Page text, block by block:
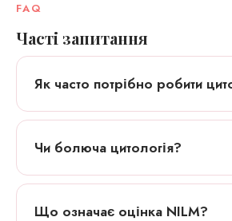
FAQ
Часті запитання
Як часто потрібно робити
Чи болюча цитологія?
Що означає оцінка NILM?